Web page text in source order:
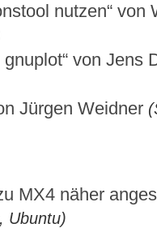
nutzen“
von Jens
Jürgen Weidner
MX4 näher
Ubuntu)